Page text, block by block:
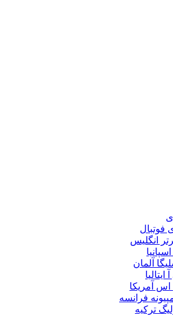
فوتبال
انگلیس
اسپانیا
آلمان
اس آمریکا
فرانسه
ترکیه